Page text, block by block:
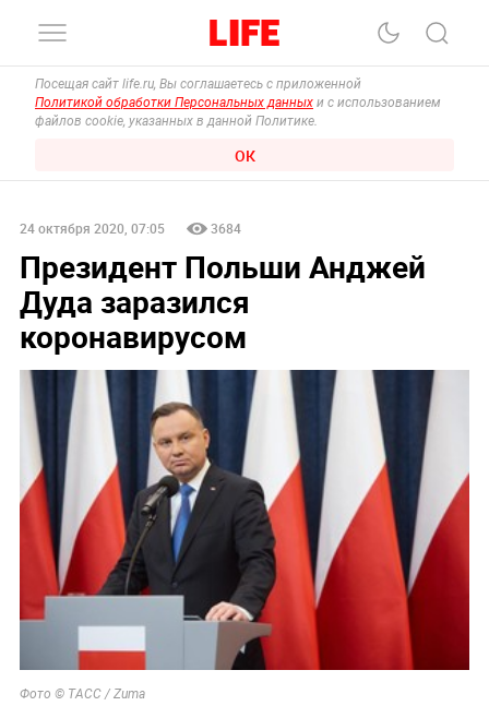
Посещая сайт life.ru, Вы соглашаетесь с приложенной
Политикой обработки Персональных данных и с использованием
файлов cookie, указанных в данной Политике.
ОК
24 октября 2020, 07:05 3684
Президент Польши Анджей
Дуда заразился
коронавирусом
Фото © ТАСС / Zuma